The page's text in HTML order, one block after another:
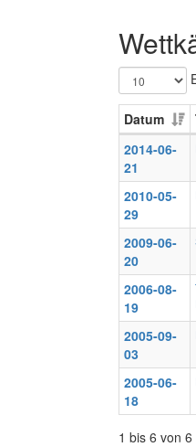
Datum
2014-06-
21
2010-05-
29
2009-06-
20
2006-08-
19
2005-09-
03
2005-06-
18
1 bis 6 von